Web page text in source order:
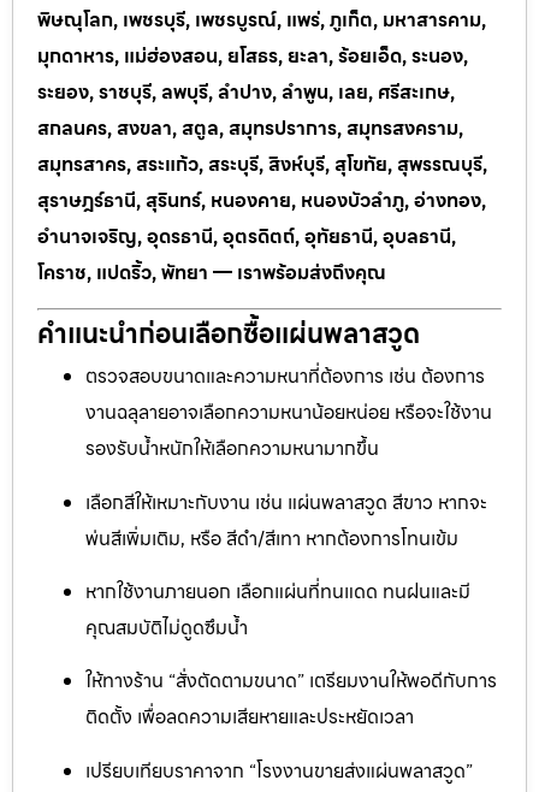
พิษณุโลก, เพชรบุรี, เพชรบูรณ์, แพร่, ภูเก็ต, มหาสารคาม,
มุกดาหาร, แม่ฮ่องสอน, ยโสธร, ยะลา, ร้อยเอ็ด, ระนอง,
ระยอง, ราชบุรี, ลพบุรี, ลำปาง, ลำพูน, เลย, ศรีสะเกษ,
สกลนคร, สงขลา, สตูล, สมุทรปราการ, สมุทรสงคราม,
สมุทรสาคร, สระแก้ว, สระบุรี, สิงห์บุรี, สุโขทัย, สุพรรณบุรี,
สุราษฎร์ธานี, สุรินทร์, หนองคาย, หนองบัวลำภู, อ่างทอง,
อำนาจเจริญ, อุดรธานี, อุตรดิตถ์, อุทัยธานี, อุบลธานี,
โคราช, แปดริ้ว, พัทยา — เราพร้อมส่งถึงคุณ
คำแนะนำก่อนเลือกซื้อแผ่นพลาสวูด
ตรวจสอบขนาดและความหนาที่ต้องการ เช่น ต้องการ
งานฉลุลายอาจเลือกความหนาน้อยหน่อย หรือจะใช้งาน
รองรับน้ำหนักให้เลือกความหนามากขึ้น
เลือกสีให้เหมาะกับงาน เช่น แผ่นพลาสวูด สีขาว หากจะ
พ่นสีเพิ่มเติม, หรือ สีดำ/สีเทา หากต้องการโทนเข้ม
หากใช้งานภายนอก เลือกแผ่นที่ทนแดด ทนฝนและมี
คุณสมบัติไม่ดูดซึมน้ำ
ให้ทางร้าน “สั่งตัดตามขนาด” เตรียมงานให้พอดีกับการ
ติดตั้ง เพื่อลดความเสียหายและประหยัดเวลา
เปรียบเทียบราคาจาก “โรงงานขายส่งแผ่นพลาสวูด”